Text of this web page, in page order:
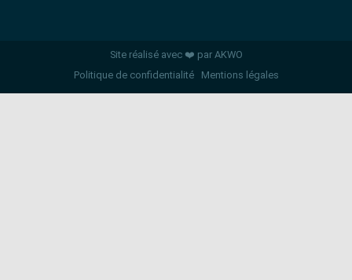
Site réalisé avec ❤️ par AKWO
Politique de confidentialité
Mentions légales